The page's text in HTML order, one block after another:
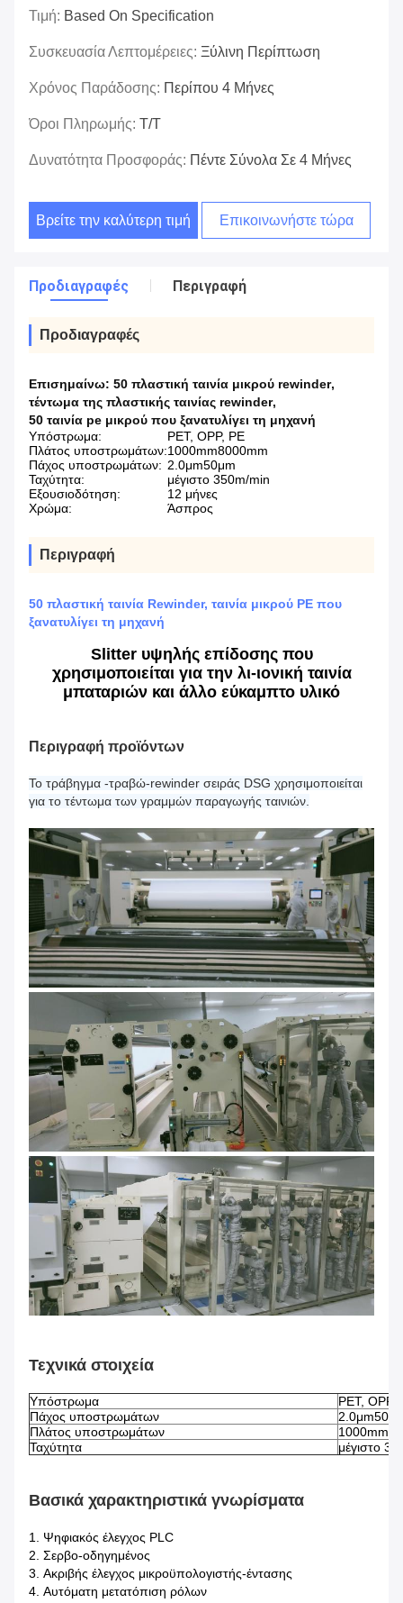
Τιμή: Based On Specification
Συσκευασία Λεπτομέρειες: Ξύλινη Περίπτωση
Χρόνος Παράδοσης: Περίπου 4 Μήνες
Όροι Πληρωμής: T/T
Δυνατότητα Προσφοράς: Πέντε Σύνολα Σε 4 Μήνες
Βρείτε την καλύτερη τιμή Επικοινωνήστε τώρα
Προδιαγραφές Περιγραφή
Προδιαγραφές
Επισημαίνω: 50 πλαστική ταινία μικρού rewinder,
τέντωμα της πλαστικής ταινίας rewinder,
50 ταινία pe μικρού που ξανατυλίγει τη μηχανή
Υπόστρωμα:
PET, OPP, PE
Πλάτος υποστρωμάτων:1000mm8000mm
Πάχος υποστρωμάτων: 2.0μm50μm
Ταχύτητα:
μέγιστο 350m/min
Εξουσιοδότηση:
12 μήνες
Χρώμα:
Άσπρος
Περιγραφή
50 πλαστική ταινία Rewinder, ταινία μικρού PE που
ξανατυλίγει τη μηχανή
Slitter υψηλής επίδοσης που
χρησιμοποιείται για την λι-ιονική ταινία
μπαταριών και άλλο εύκαμπτο υλικό
Περιγραφή προϊόντων
Το τράβηγμα -τραβώ-rewinder σειράς DSG χρησιμοποιείται
για το τέντωμα των γραμμών παραγωγής ταινιών.
Τεχνικά στοιχεία
Υπόστρωμα
PET, OPP,
Πάχος υποστρωμάτων
Πλάτος υποστρωμάτων
Ταχύτητα
μέγιστο
Βασικά χαρακτηριστικά γνωρίσματα
1.
Ψηφιακός έλεγχος PLC
2. Σερβο-οδηγημένος
3. Ακριβής έλεγχος μικροϋπολογιστής-έντασης
4. Αυτόματη μετατόπιση ρόλων